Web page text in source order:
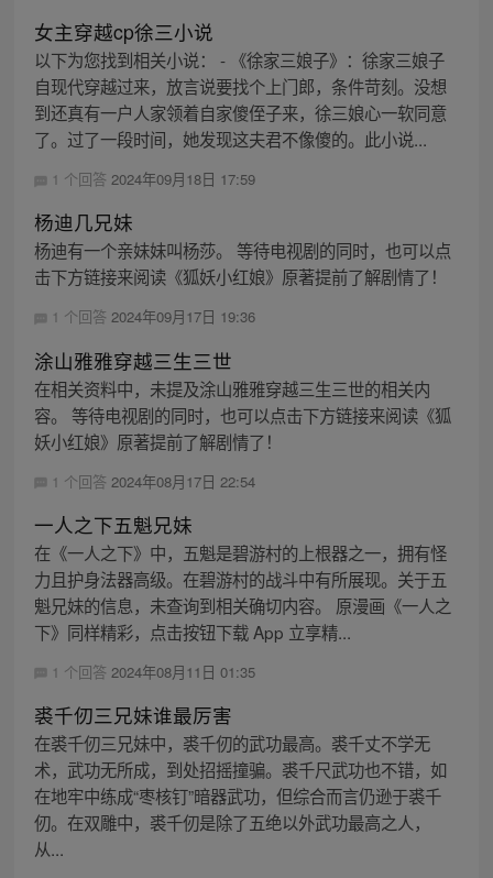
女主穿越cp徐三小说
以下为您找到相关小说： - 《徐家三娘子》：徐家三娘子
自现代穿越过来，放言说要找个上门郎，条件苛刻。没想
到还真有一户人家领着自家傻侄子来，徐三娘心一软同意
了。过了一段时间，她发现这夫君不像傻的。此小说...
1 个回答 2024年09月18日 17:59
杨迪几兄妹
杨迪有一个亲妹妹叫杨莎。 等待电视剧的同时，也可以点
击下方链接来阅读《狐妖小红娘》原著提前了解剧情了！
1 个回答 2024年09月17日 19:36
涂山雅雅穿越三生三世
在相关资料中，未提及涂山雅雅穿越三生三世的相关内
容。 等待电视剧的同时，也可以点击下方链接来阅读《狐
妖小红娘》原著提前了解剧情了！
1 个回答 2024年08月17日 22:54
一人之下五魁兄妹
在《一人之下》中，五魁是碧游村的上根器之一，拥有怪
力且护身法器高级。在碧游村的战斗中有所展现。关于五
魁兄妹的信息，未查询到相关确切内容。 原漫画《一人之
下》同样精彩，点击按钮下载 App 立享精...
1 个回答 2024年08月11日 01:35
裘千仞三兄妹谁最厉害
在裘千仞三兄妹中，裘千仞的武功最高。裘千丈不学无
术，武功无所成，到处招摇撞骗。裘千尺武功也不错，如
在地牢中练成“枣核钉”暗器武功，但综合而言仍逊于裘千
仞。在双雕中，裘千仞是除了五绝以外武功最高之人，
从...